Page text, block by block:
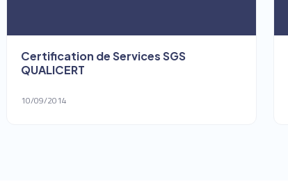
Certification de Services SGS
QUALICERT
10/09/2014